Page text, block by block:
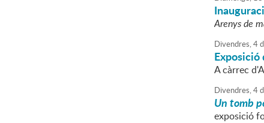
Arenys de
Divendres,4
Exposició
A càrrec
Divendres,4
Un tomb
exposició